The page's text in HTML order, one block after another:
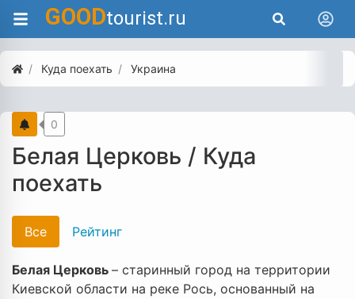
GOODtourist.ru
Куда поехать Украина
Белая Церковь / Куда
поехать
0
Все Рейтинг
Белая Церковь – старинный город на территории
Киевской области на реке Рось, основанный на